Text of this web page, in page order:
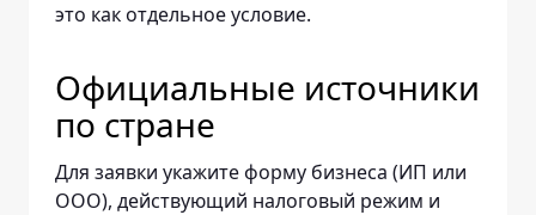
это как отдельное условие.
Официальные источники
по стране
Для заявки укажите форму бизнеса (ИП или
ООО), действующий налоговый режим и